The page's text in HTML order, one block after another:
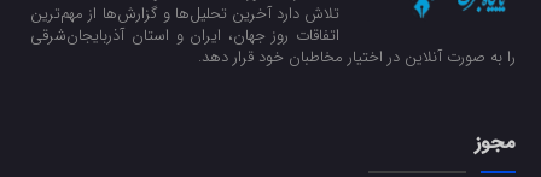
تلاش دارد آخرین تحلیل‌ها و گزارش‌ها از مهم‌ترین
اتفاقات روز جهان، ایران و استان آذربایجان‌شرقی
را به صورت آنلاین در اختیار مخاطبان خود قرار دهد.
مجوز